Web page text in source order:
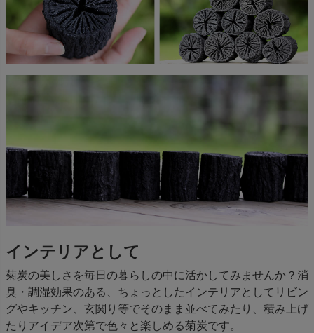
インテリアとして
菊炭の美しさを毎日の暮らしの中に活かしてみませんか？消
臭・調湿効果のある、ちょっとしたインテリアとしてリビン
グやキッチン、玄関り等でそのまま並べてみたり、積み上げ
たりアイデア次第で色々と楽しめる菊炭です。